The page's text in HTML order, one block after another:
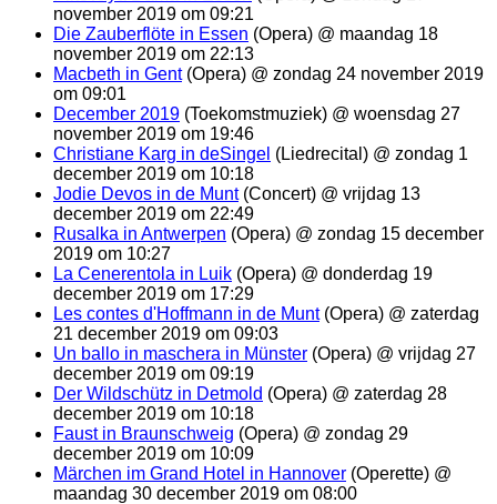
november 2019 om 09:21
Die Zauberflöte in Essen (Opera) @ maandag 18
november 2019 om 22:13
Macbeth in Gent(Opera) @ zondag 24 november 2019
om 09:01
December 2019 (Toekomstmuziek) @ woensdag 27
november 2019 om 19:46
Christiane Karg in deSingel (Liedrecital) @ zondag 1
december 2019 om 10:18
Jodie Devos in de Munt(Concert) @ vrijdag 13
december 2019 om 22:49
Rusalka in Antwerpen (Opera) @ zondag 15 december
2019 om 10:27
La Cenerentola in Luik (Opera) @ donderdag 19
december 2019 om 17:29
Les contes d'Hoffmann in de Munt(Opera) @ zaterdag
21 december 2019 om 09:03
Un ballo in maschera in Münster (Opera) @ vrijdag 27
december 2019 om 09:19
Der Wildschütz in Detmold (Opera) @ zaterdag 28
december 2019 om 10:18
Faust in Braunschweig (Opera) @ zondag 29
december 2019 om 10:09
Märchen im Grand Hotel in Hannover (Operette) @
maandag 30 december 2019 om 08:00